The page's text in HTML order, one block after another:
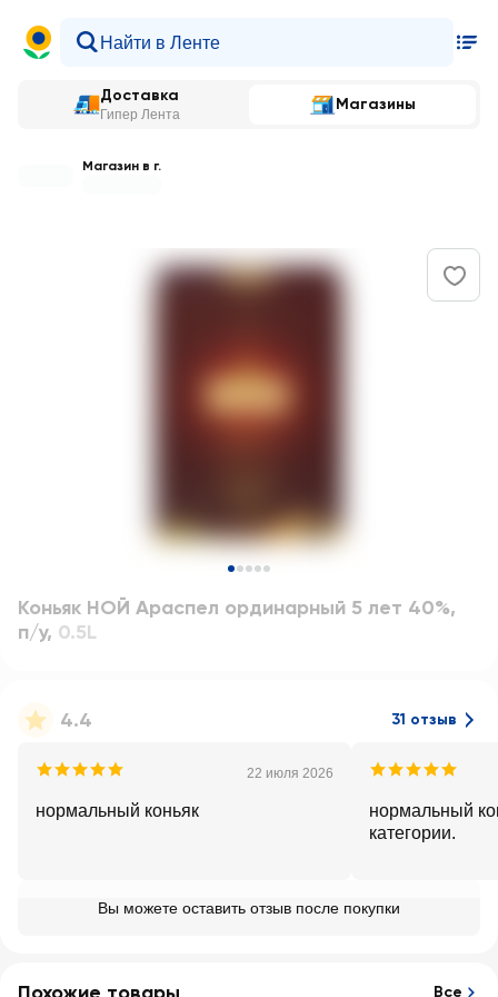
Доставка
Гипер Лента
Магазины
Магазин в г.
Коньяк НОЙ Араспел ординарный 5 лет 40%,
п/у, 0.5L
4.4 31 отзыв
22 июля 2026
нормальный коньяк
нормальный
категории.
Вы можете оставить отзыв после покупки
Все